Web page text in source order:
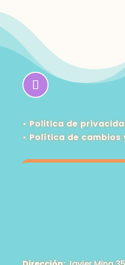
• Politica de
•Política de cambios